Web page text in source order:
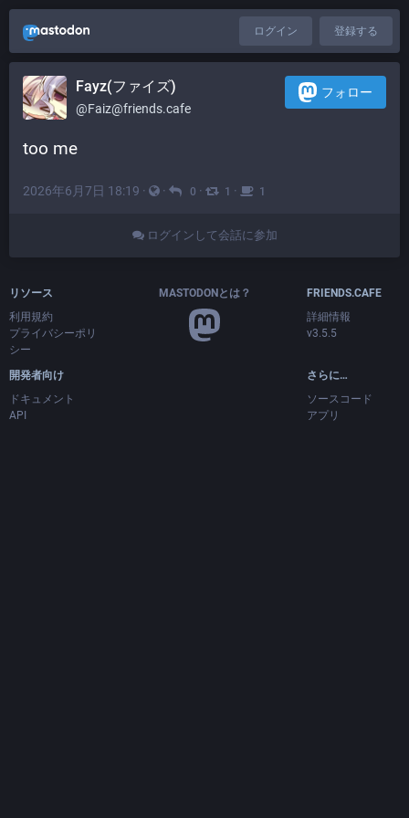
ログイン 登録する
Fayz(ファイズ)
@Faiz@friends.cafe
フォロー
too me
2026年6月7日 18:19 · · 0 · 1 · 1
ログインして会話に参加
リソース
利用規約
プライバシーポリ
シー
開発者向け
ドキュメント
API
MASTODONとは？
FRIENDS.CAFE
詳細情報
v3.5.5
さらに…
ソースコード
アプリ